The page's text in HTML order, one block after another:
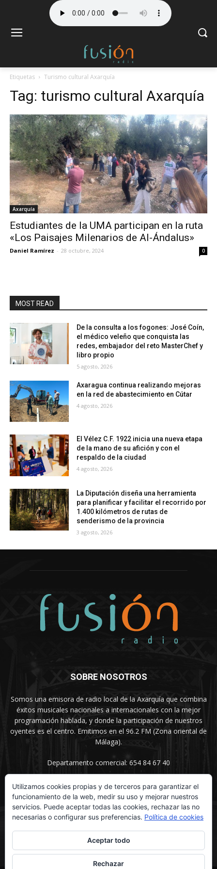
Etiquetas Turismo cultural Axarquía
Tag: turismo cultural Axarquía
Axarquía
Estudiantes de la UMA participan en la ruta
«Los Paisajes Milenarios de Al-Ándalus»
Daniel Ramírez - 28 octubre, 2024 0
MOST READ
De la consulta a los fogones: José Coín,
el médico veleño que conquista las
redes, embajador del reto MasterChef y
libro propio
5 agosto, 2026
Axaragua continua realizando mejoras
en la red de abastecimiento en Cútar
4 agosto, 2026
El Vélez C.F. 1922 inicia una nueva etapa
de la mano de su afición y con el
respaldo de la ciudad
4 agosto, 2026
La Diputación diseña una herramienta
para planificar y facilitar el recorrido por
1.400 kilómetros de rutas de
senderismo de la provincia
3 agosto, 2026
SOBRE NOSOTROS
Somos una emisora de radio local de la Axarquía que combina
éxitos musicales nacionales a internacionales con la mejor
programación hablada, y donde la participación de nuestros
oyentes es el centro. Emitimos en el 96.2 FM (Zona oriental de
Málaga).
Departamento comercial: 654 84 67 40
SÍGUENOS
Utilizamos cookies propias y de terceros para garantizar el
funcionamiento de la web, medir su uso y mejorar nuestros
servicios. Puede aceptar todas las cookies, rechazar las no
necesarias o configurar sus preferencias. Política de cookies
Aceptar todo
Rechazar